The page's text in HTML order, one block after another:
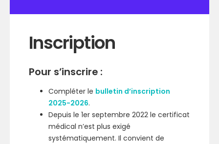
Inscription
Pour s’inscrire :
Compléter le bulletin d’inscription
2025-2026.
Depuis le 1er septembre 2022 le certificat
médical n’est plus exigé
systématiquement. Il convient de